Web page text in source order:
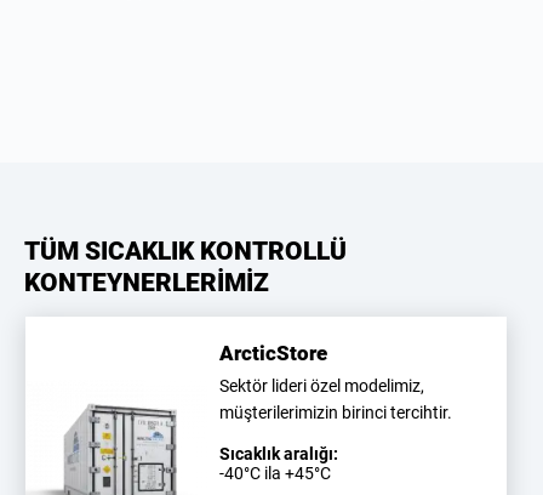
TÜM SICAKLIK KONTROLLÜ
KONTEYNERLERİMİZ
ArcticStore
Sektör lideri özel modelimiz,
müşterilerimizin birinci tercihtir.
Sıcaklık aralığı:
-40°C ila +45°C